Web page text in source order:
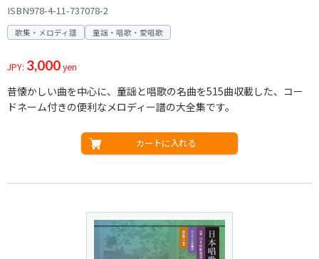
ISBN978-4-11-737078-2
歌集・メロディ譜 童謡・唱歌・愛唱歌
JPY: 3,000yen
昔懐かしい曲を中心に、童謡と唱歌の名曲を515曲収載した、コー
ドネーム付きの便利なメロディー譜の大全集です。
カートに入れる